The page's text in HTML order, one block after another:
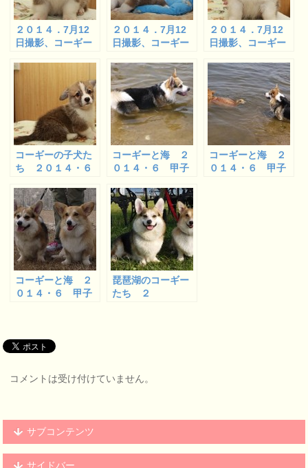
２０１４．7月12
日撮影、コーギー
ムベビー ４
２０１４．7月12
日撮影、コーギー
ムベビー １
２０１４．7月12
日撮影、コーギー
ムベビー ２
コーギーの子犬た
ち ２０１４・６
リームベビー
コーギーと海 ２
０１４・６ 甲子
コーギーと海 ２
０１４・６ 甲子
コーギーと海 ２
０１４・６ 甲子
琵琶湖のコーギー
たち ２
コメントは受け付けていません。
サブコンテンツ
サイドバー